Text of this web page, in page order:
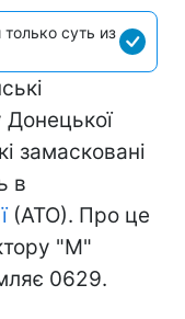
суть из
Донецької
замасковані
в
(АТО). Про це
"М"
0629.